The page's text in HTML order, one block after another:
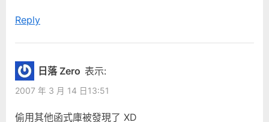
Reply
日落 Zero 表示:
2007 年 3 月 14 日13:51
偷用其他函式庫被發現了 XD